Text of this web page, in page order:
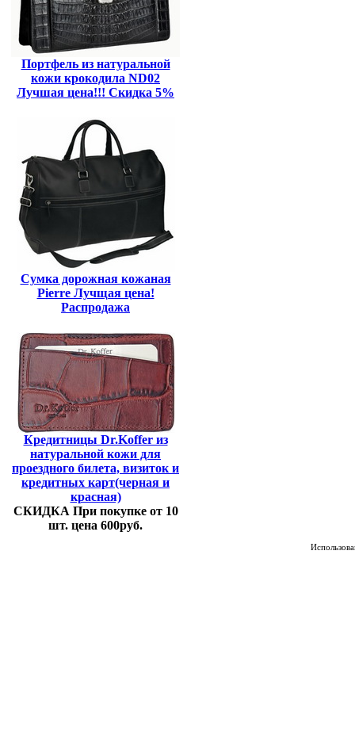
Портфель из натуральной
кожи крокодила ND02
Лучшая цена!!! Скидка 5%
Сумка дорожная кожаная
Pierre Лучщая цена!
Распродажа
Кредитницы Dr.Koffer из
натуральной кожи для
проездного билета, визиток и
кредитных карт(черная и
красная)
СКИДКА При покупке от 10
шт. цена 600руб.